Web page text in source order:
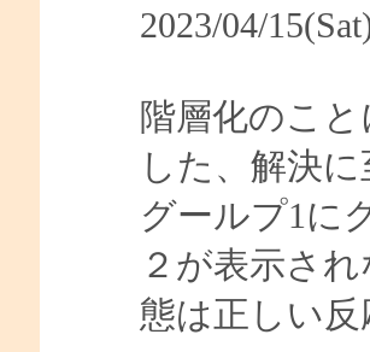
2023/04/
階層化のこ
した、解決
グールプ1に
２が表示さ
態は正しい